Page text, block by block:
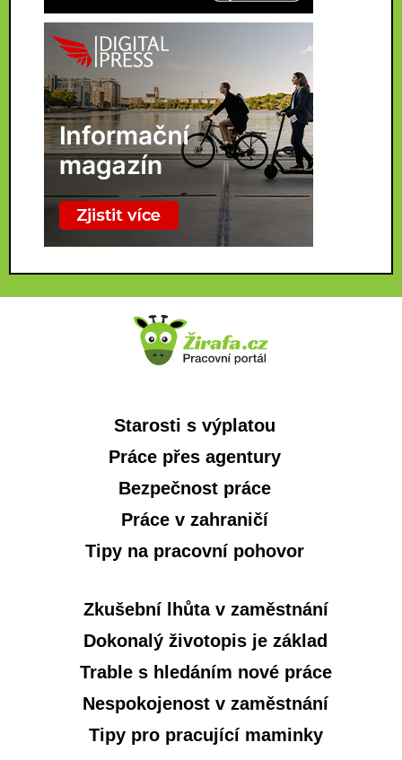
Starosti s výplatou
Práce přes agentury
Bezpečnost práce
Práce v zahraničí
Tipy na pracovní pohovor
Zkušební lhůta v zaměstnání
Dokonalý životopis je základ
Trable s hledáním nové práce
Nespokojenost v zaměstnání
Tipy pro pracující maminky